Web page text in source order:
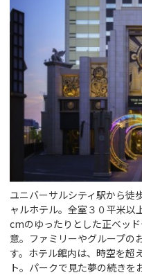
ユニバーサルシティ駅から徒
ャルホテル。全室３０平米以
cmのゆったりとした正ベッ
意。ファミリーやグループの
す。ホテル館内は、時空を超
ト。パークで見た夢の続きを